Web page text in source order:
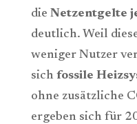
die Netzentgelte
deutlich. Weil
weniger Nutzer
sich fossile
ohne zusätzliche
ergeben sich für